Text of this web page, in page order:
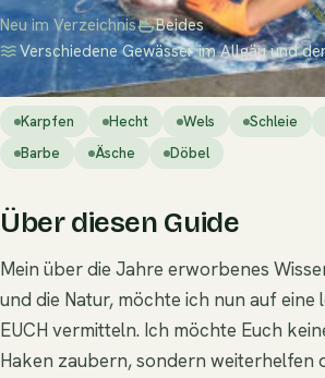
Neu im Verzeichnis
Beides
Verschiedene Gewässer im Allgäu und
Karpfen Hecht Wels Schleie
Barbe
Äsche Döbel
Über diesen Guide
Mein über die Jahre erworbenes
und die Natur, möchte ich nun auf eine
EUCH vermitteln. Ich möchte Euch
Haken zaubern, sondern weiterhelfen